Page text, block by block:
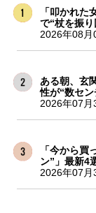
「叩かれた
で“杖を振
2026年08月
ある朝、玄
性が“数セ
2026年07月
「今から買
ン”」最新4
2026年07月